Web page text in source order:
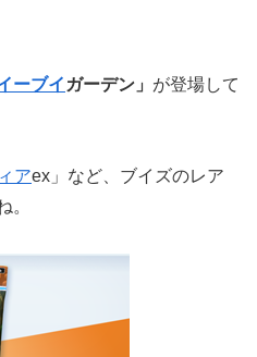
ーブイ ガーデン」 が登場して
アex」など、ブイズのレア
。